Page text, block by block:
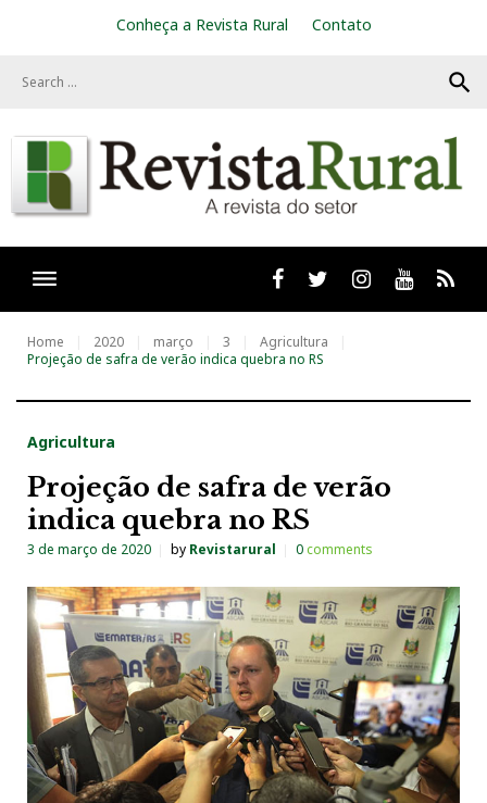
Conheça a Revista Rural Contato
search
Facebooktwitter Instagram
Youtube
Home 2020 março 3
Agricultura
Projeção de safra de verão indica quebra no RS
Agricultura
Projeção de safra de verão
indica quebra no RS
3 de março de 2020 by Revistarural 0comments